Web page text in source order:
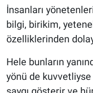
İnsanları
bilgi, birikim,
özelliklerinden
Hele bunların
yönü de